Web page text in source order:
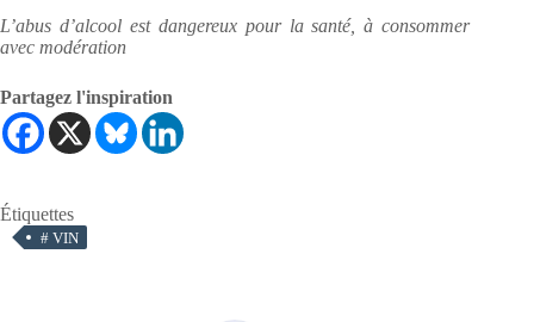
L’abus d’alcool est dangereux pour la santé, à consommer
avec modération
Partagez l'inspiration
Étiquettes
# VIN